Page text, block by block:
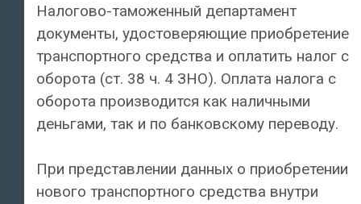
Налогово-таможенный департамент
документы, удостоверяющие приобретение
транспортного средства и оплатить налог с
оборота (ст. 38 ч. 4 ЗНО). Оплата налога с
оборота производится как наличными
деньгами, так и по банковскому переводу.
При представлении данных о приобретении
нового транспортного средства внутри